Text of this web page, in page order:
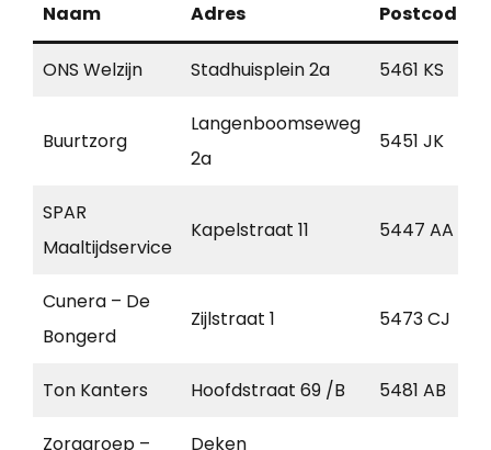
Naam Adres Postcode
ONS Welzijn Stadhuisplein 2a 5461 KS
Buurtzorg
Langenboomseweg
2a
5451 JK
SPAR
Maaltijdservice
Kapelstraat 11 5447 AA
Cunera – De
Bongerd
Zijlstraat 1 5473 CJ
Ton Kanters Hoofdstraat 69 /B 5481 AB
Zorggroep –
Deken